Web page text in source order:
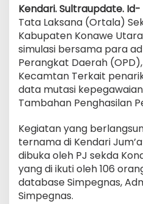
Kendari. Sultraupdate. Id-
Tata Laksana (Ortala)
Kabupaten Konawe
simulasi bersama para
Perangkat Daerah
Kecamtan Terkait
data mutasi
Tambahan Penghasilan
Kegiatan yang
ternama di Kendari
dibuka oleh PJ sekda
yang di ikuti oleh 106
database Simpegnas,
Simpegnas.